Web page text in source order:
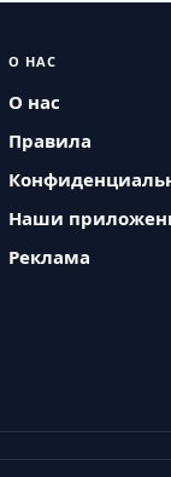
О НАС
О нас
Правила
Наши
Реклама